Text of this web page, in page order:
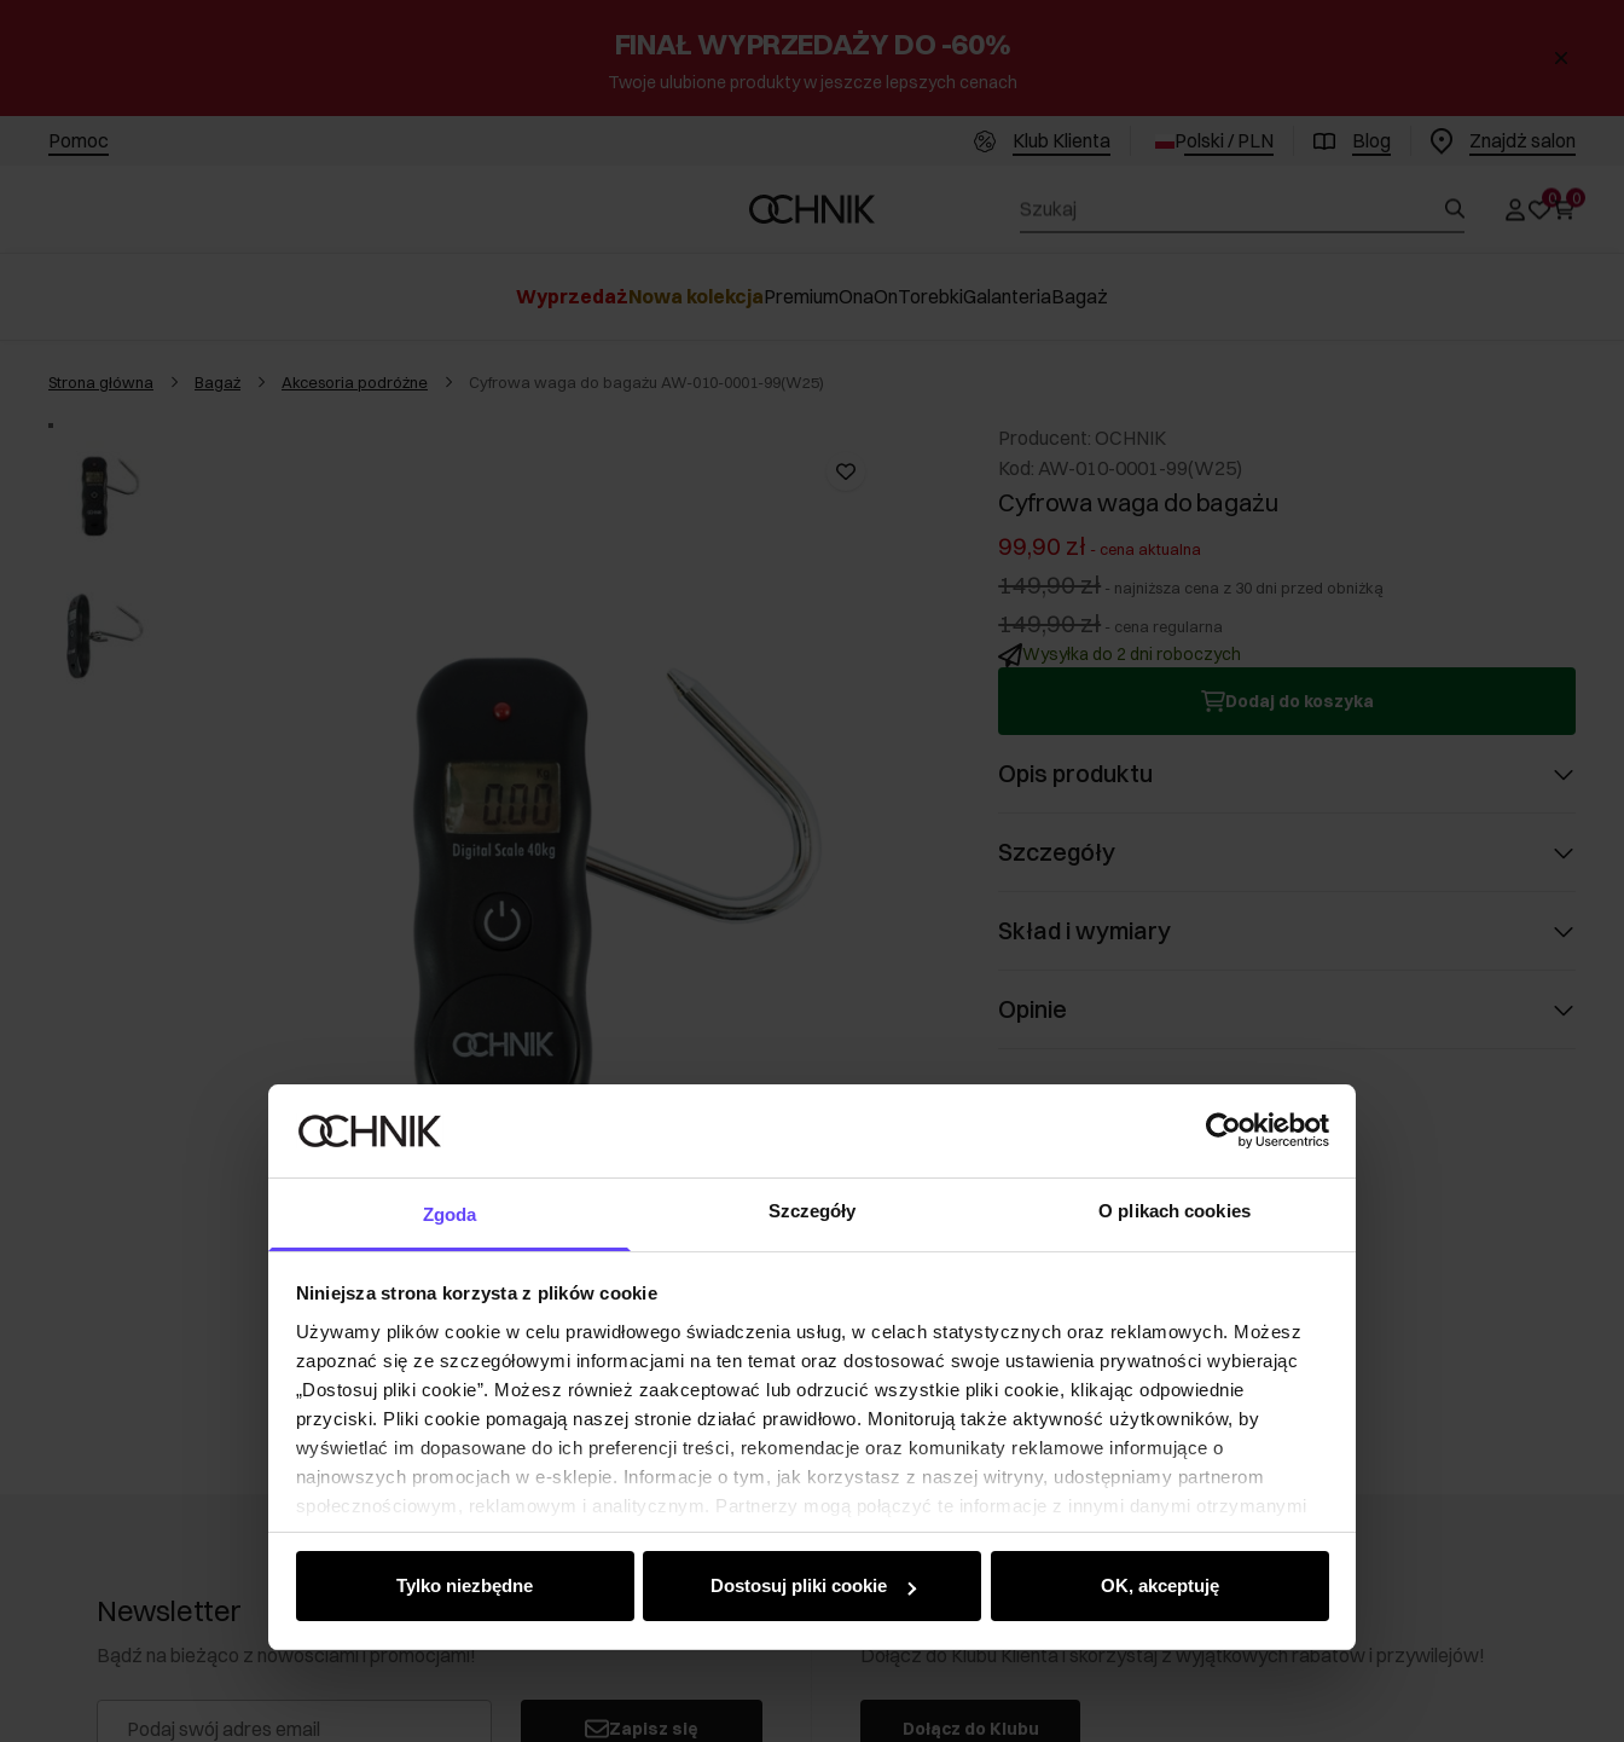
Zgoda Szczegóły O plikach cookies
Niniejsza strona korzysta z plików cookie
Używamy plików cookie w celu prawidłowego świadczenia usług, w celach statystycznych oraz reklamowych. Możesz
zapoznać się ze szczegółowymi informacjami na ten temat oraz dostosować swoje ustawienia prywatności wybierając
„Dostosuj pliki cookie”. Możesz również zaakceptować lub odrzucić wszystkie pliki cookie, klikając odpowiednie
przyciski. Pliki cookie pomagają naszej stronie działać prawidłowo. Monitorują także aktywność użytkowników, by
wyświetlać im dopasowane do ich preferencji treści, rekomendacje oraz komunikaty reklamowe informujące o
najnowszych promocjach w e-sklepie. Informacje o tym, jak korzystasz z naszej witryny, udostępniamy partnerom
społecznościowym, reklamowym i analitycznym. Partnerzy mogą połączyć te informacje z innymi danymi otrzymanymi
od Ciebie lub uzyskanymi podczas korzystania z ich usług.
Tylko niezbędne Dostosuj pliki cookie OK, akceptuję
FINAŁ WYPRZEDAŻY DO -60%
Twoje ulubione produkty w jeszcze lepszych cenach
Pomoc Klub Klienta Polski / PLN Blog Znajdż salon
0 0
WyprzedażNowa kolekcjaPremiumOnaOnTorebkiGalanteriaBagaż
Strona główna Bagaż Akcesoria podróżne Cyfrowa waga do bagażu AW-010-0001-99(W25)
Producent: OCHNIK
Kod: AW-010-0001-99(W25)
Cyfrowa waga do bagażu
99,90 zł - cena aktualna
149,90 zł - najniższa cena z 30 dni przed obniżką
149,90 zł - cena regularna
Wysyłka do 2 dni roboczych
Dodaj do koszyka
Opis produktu
Szczegóły
Skład i wymiary
Opinie
Newsletter
Bądź na bieżąco z nowościami i promocjami!
Zapisz się
Klub Klienta Ochnik
Dołącz do Klubu Klienta i skorzystaj z wyjątkowych rabatów i przywilejów!
Dołącz do Klubu